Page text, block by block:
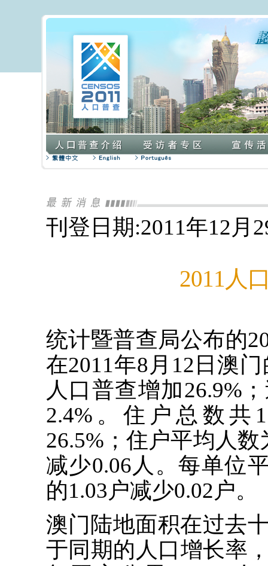
刊登日期:2011年12月
2011人
统计暨普查局公布的
在2011年8月12日澳
人口普查增加26.9%
2.4%。住户总数共
26.5%；住户平均人数
减少0.06人。每单位
的1.03户减少0.02户。
澳门陆地面积在过去
于同期的人口增长率